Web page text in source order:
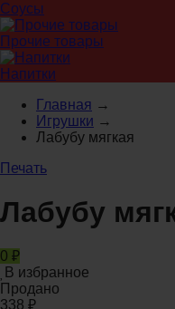
Соусы
Прочие товары
Напитки
Главная →
Игрушки →
Лабубу мягкая
Печать
Лабубу
0 ₽
В избранное
Продано
338 ₽